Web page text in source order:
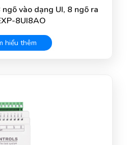
vào dạng UI, 8 ngõ ra
8UI8AO
hiểu thêm